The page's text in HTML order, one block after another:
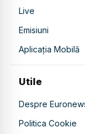
Live
Emisiuni
Aplicația Mobilă
Utile
Despre
Politica Cookie